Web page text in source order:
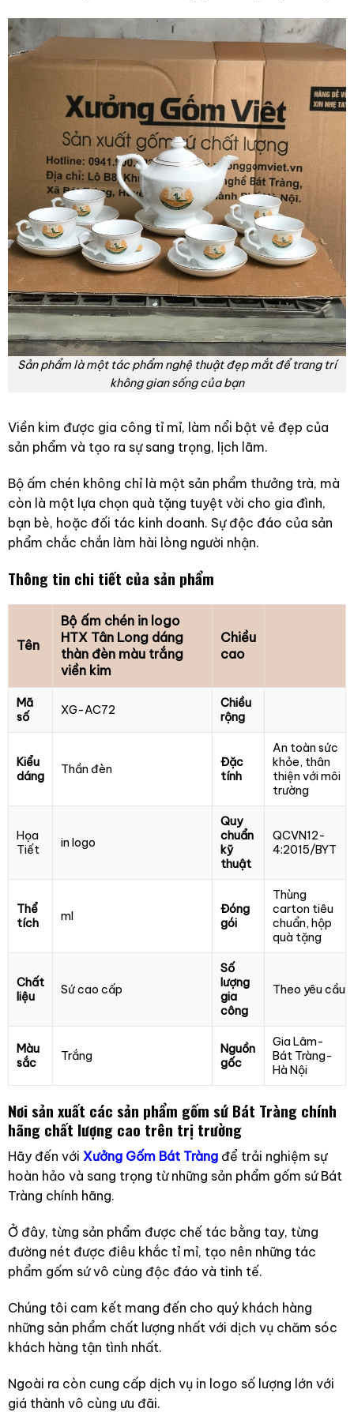
Sản phẩm là một tác phẩm nghệ thuật đẹp mắt để trang trí
không gian sống của bạn
Viền kim được gia công tỉ mỉ, làm nổi bật vẻ đẹp của
sản phẩm và tạo ra sự sang trọng, lịch lãm.
Bộ ấm chén không chỉ là một sản phẩm thưởng trà, mà
còn là một lựa chọn quà tặng tuyệt vời cho gia đình,
bạn bè, hoặc đối tác kinh doanh. Sự độc đáo của sản
phẩm chắc chắn làm hài lòng người nhận.
Thông tin chi tiết của sản phẩm
Tên
Bộ ấm chén in logo
HTX Tân Long dáng
thàn đèn màu trắng
viền kim
Chiều
cao
Mã
số
XG-AC72
Chiều
rộng
Kiểu
dáng
Thần đèn
Đặc
tính
An toàn sức
khỏe, thân
thiện với môi
trường
Họa
Tiết
in logo
Quy
chuẩn
kỹ
thuật
QCVN12-
4:2015/BYT
Thể
tích
ml
Đóng
gói
Thùng
carton tiêu
chuẩn, hộp
quà tặng
Chất
liệu
Sứ cao cấp
Số
lượng
gia
công
Theo yêu cầu
Màu
sắc
Trắng
Nguồn
gốc
Gia Lâm-
Bát Tràng-
Hà Nội
Nơi sản xuất các sản phẩm gốm sứ Bát Tràng chính
hãng chất lượng cao trên trị trường
Hãy đến với Xưởng Gốm Bát Tràngđể trải nghiệm sự
hoàn hảo và sang trọng từ những sản phẩm gốm sứ Bát
Tràng chính hãng.
Ở đây, từng sản phẩm được chế tác bằng tay, từng
đường nét được điêu khắc tỉ mỉ, tạo nên những tác
phẩm gốm sứ vô cùng độc đáo và tinh tế.
Chúng tôi cam kết mang đến cho quý khách hàng
những sản phẩm chất lượng nhất với dịch vụ chăm sóc
khách hàng tận tình nhất.
Ngoài ra còn cung cấp dịch vụ in logo số lượng lớn với
giá thành vô cùng ưu đãi.